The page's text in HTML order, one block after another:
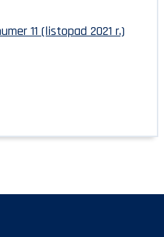
11 (listopad 2021 r.)